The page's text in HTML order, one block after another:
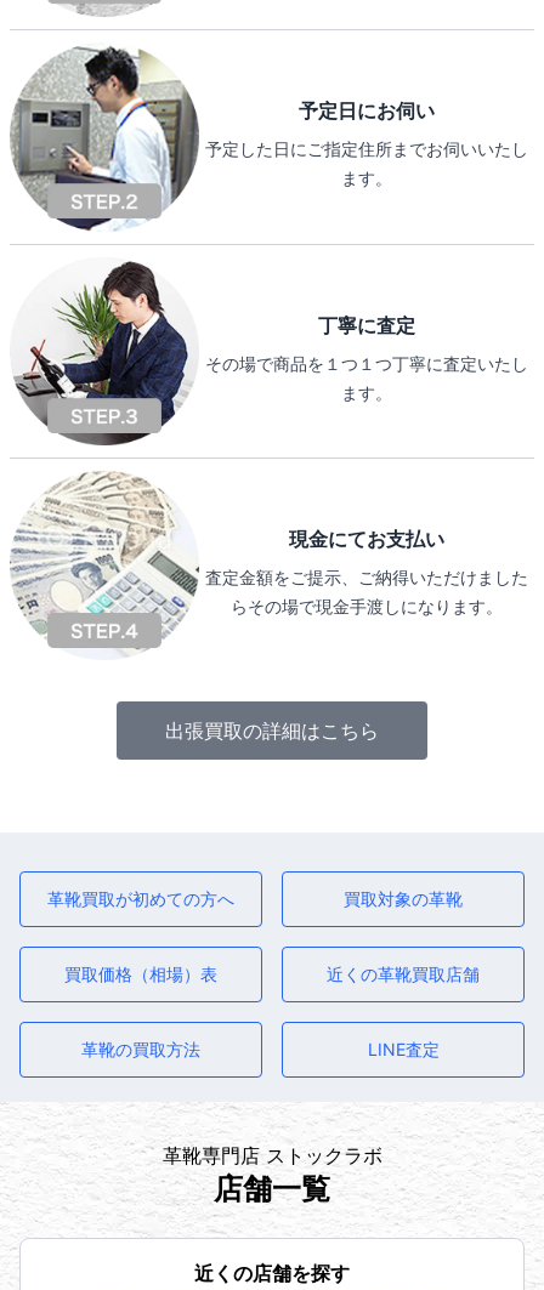
予定日にお伺い
予定した日にご指定住所までお伺いいたし
ます。
丁寧に査定
その場で商品を１つ１つ丁寧に査定いたし
ます。
現金にてお支払い
査定金額をご提示、ご納得いただけました
らその場で現金手渡しになります。
出張買取の詳細はこちら
革靴買取が初めての方へ 買取対象の革靴
買取価格（相場）表 近くの革靴買取店舗
革靴の買取方法 LINE査定
革靴専門店 ストックラボ
店舗一覧
近くの店舗を探す